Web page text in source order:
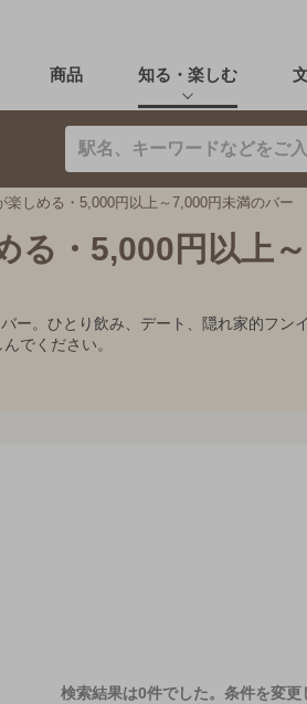
商品 知る・楽しむ
しめる・5,000円以上～7,000円未満のバー
る・5,000円以上
。ひとり飲み、デート、隠れ家的フン
でください。
検索結果は0件でした。 条件を変更